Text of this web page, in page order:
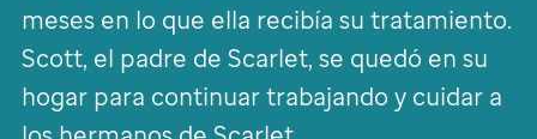
meses en lo que ella recibía su tratamiento.
Scott, el padre de Scarlet, se quedó en su
hogar para continuar trabajando y cuidar a